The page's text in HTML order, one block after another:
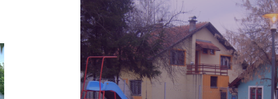
Casa della Gioventù
"Prijateljstvo" Brčko